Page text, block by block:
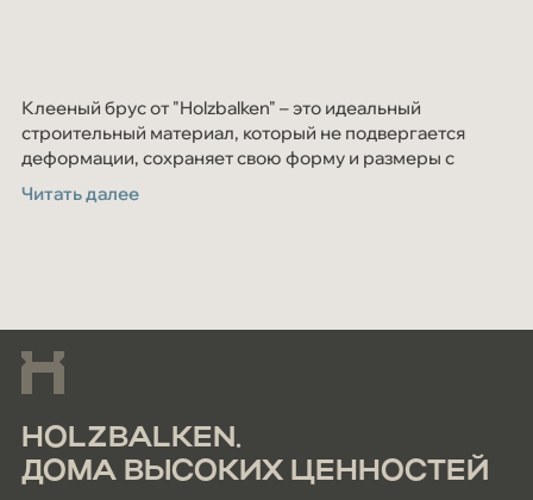
Клееный брус от "Holzbalken" – это идеальный
строительный материал, который не подвергается
деформации, сохраняет свою форму и размеры с
течением времени. В качестве сырья используется
только высококачественная сосна и ель c севера
Читать далее
HOLZBALKEN.
ДОМА ВЫСОКИХ ЦЕННОСТЕЙ